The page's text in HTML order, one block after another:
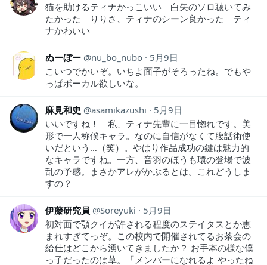
猫を助けるティナかっこいい 白矢のソロ聴いてみ
たかった りりさ、ティナのシーン良かった ティ
ナかわいい
ぬーぼー nu_bo_nubo
5月9日
こいつでかいぞ。いちよ面子がそろったね。でもや
っぱボーカル欲しいな。
麻見和史 asamikazushi
5月9日
いいですね！ 私、ティナ先輩に一目惚れです。美
形で一人称僕キャラ。なのに自信がなくて腹話術使
いだという…（笑）。やはり作品成功の鍵は魅力的
なキャラですね。一方、音羽のほうも環の登場で波
乱の予感。まさかアレがかぶるとは。これどうしま
すの？
伊藤研究員 Soreyuki
5月9日
初対面で顎クイが許される程度のステイタスとか恵
まれすぎてっぞ。この校内で開催されてるお茶会の
給仕はどこから湧いてきましたか？ お手本の様な僕
っ子だったのは草。「メンバーになれるよ やったね